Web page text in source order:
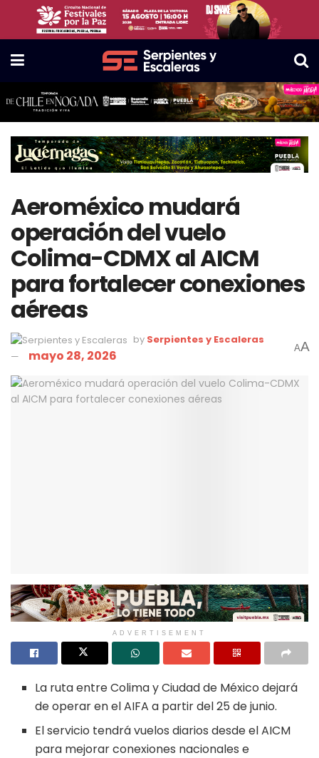
Aeroméxico mudará
operación del vuelo
Colima-CDMX al AICM
para fortalecer conexiones
aéreas
by Serpientes y Escaleras
mayo 28, 2026 AA
ADVERTISEMENT
La ruta entre Colima y Ciudad de México dejará
de operar en el AIFA a partir del 25 de junio.
El servicio tendrá vuelos diarios desde el AICM
para mejorar conexiones nacionales e